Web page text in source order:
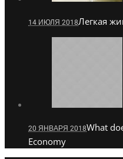
14 ИЮЛЯ 2018Легкая
20 ЯНВАРЯ 2018What
Economy